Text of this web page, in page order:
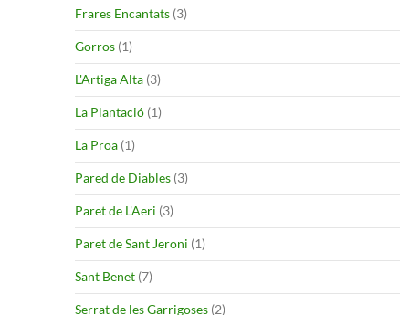
Frares Encantats (3)
Gorros (1)
L'Artiga Alta (3)
La Plantació (1)
La Proa (1)
Pared de Diables (3)
Paret de L'Aeri (3)
Paret de Sant Jeroni (1)
Sant Benet (7)
Serrat de les Garrigoses (2)